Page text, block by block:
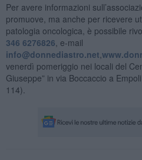
Per avere informazioni
promuove, ma anche per ricevere
patologia oncologica, è possibile
346 6276826 , e-mail
info@donnediastro.net
venerdì pomeriggio nei locali del
Giuseppe” in via Boccaccio a
114).